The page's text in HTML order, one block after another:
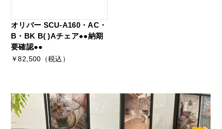
オリバー SCU-A160・AC・
B・BK B( )Aチェア●●納期
要確認●●
￥82,500（税込）